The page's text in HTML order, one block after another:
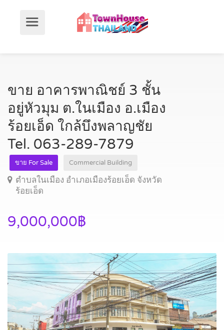
ขาย อาคารพาณิชย์ 3 ชั้น
อยู่หัวมุม ต.ในเมือง อ.เมือง
ร้อยเอ็ด ใกล้บึงพลาญชัย
Tel. 063-289-7879
ขาย For Sale Commercial Building
ตำบลในเมือง อำเภอเมืองร้อยเอ็ด จังหวัด
ร้อยเอ็ด
9,000,000฿